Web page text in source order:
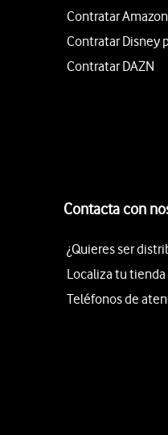
Contratar
Contratar Disney
Contratar DAZN
Contacta con
¿Quieres ser
Localiza tu tienda
Teléfonos de